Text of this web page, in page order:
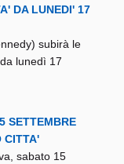
DA LUNEDI' 17
subirà le
lunedì 17
SETTEMBRE
CITTA'
sabato 15